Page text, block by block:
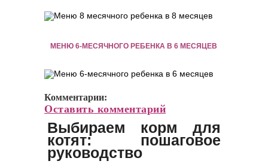
МЕНЮ 6-МЕСЯЧНОГО РЕБЕНКА В 6 МЕСЯЦЕВ
Комментарии:
Оставить комментарий
Выбираем корм для
котят: пошаговое
руководство